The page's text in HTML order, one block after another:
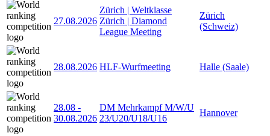
27.08.2026
Zürich | Weltklasse
Zürich | Diamond
League Meeting
Zürich
(Schweiz)
28.08.2026 HLF-Wurfmeeting Halle (Saale)
28.08 -
30.08.2026
DM Mehrkampf M/W/U
23/U20/U18/U16
Hannover